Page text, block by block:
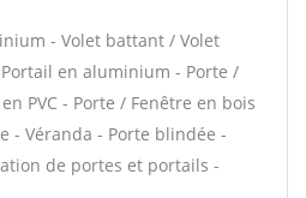
- Volet battant / Volet
en aluminium - Porte /
PVC - Porte / Fenêtre en bois
- Véranda - Porte blindée -
de portes et portails -